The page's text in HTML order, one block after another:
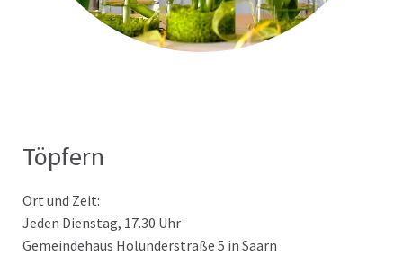
Töpfern
Ort und Zeit:
Jeden Dienstag, 17.30 Uhr
Gemeindehaus Holunderstraße 5 in Saarn